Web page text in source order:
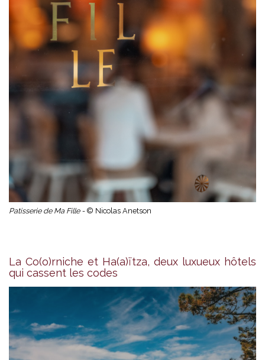
Patisserie de Ma Fille - © Nicolas Anetson
La Co(o)rniche et Ha(a)ïtza, deux luxueux hôtels
qui cassent les codes